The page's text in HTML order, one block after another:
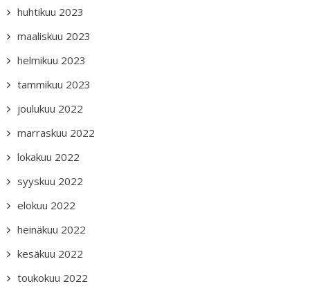
huhtikuu 2023
maaliskuu 2023
helmikuu 2023
tammikuu 2023
joulukuu 2022
marraskuu 2022
lokakuu 2022
syyskuu 2022
elokuu 2022
heinäkuu 2022
kesäkuu 2022
toukokuu 2022